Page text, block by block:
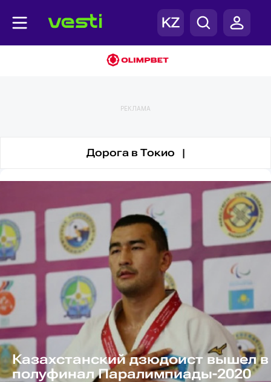
РЕКЛАМА
Дорога в Токио |
Казахстанский дзюдоист вышел в
полуфинал Паралимпиады-2020